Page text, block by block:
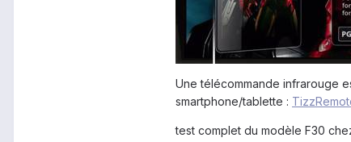
Une télécommande infrarouge
smartphone/tablette :
test complet du modèle F30